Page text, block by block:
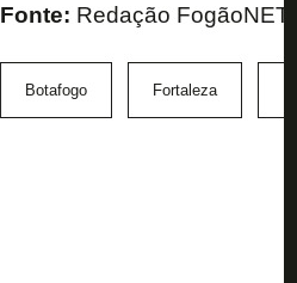
Fonte: Redação FogãoNET
Botafogo Fortaleza